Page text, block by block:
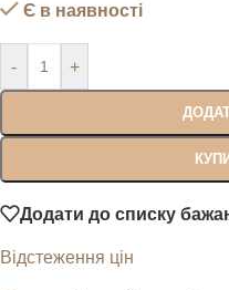
Є в наявності
- +
Додати до списку
Відстеження цін